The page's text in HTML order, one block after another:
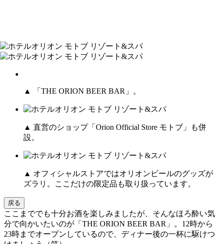
▲ 「THE ORION BEER BAR」。
▲ 直営のショップ「Orion Official Store モトブ」も併
設。
▲ オフィシャルストアではオリオンビールのグッズが
ズラリ。ここだけの限定品も取り扱っています。
戻る
ここまででも十分お酒を楽しみましたが、そんなほろ酔い気
分で向かいたいのが「THE ORION BEER BAR」。12時から
23時までオープンしているので、ディナー後の一杯に駆けつ